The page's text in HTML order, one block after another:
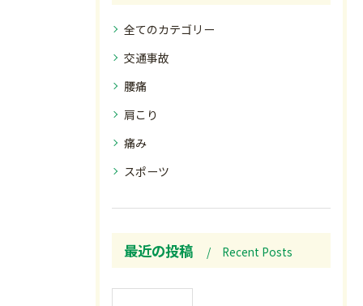
全てのカテゴリー
交通事故
腰痛
肩こり
痛み
スポーツ
最近の投稿 Recent Posts